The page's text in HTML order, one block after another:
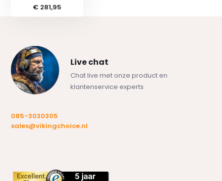
€ 281,95
Live chat
Chat live met onze product en
klantenservice experts
085-3030305
sales@vikingchoice.nl